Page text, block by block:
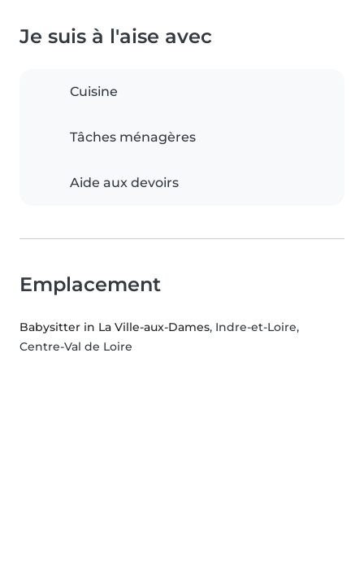
Je suis à l'aise avec
Cuisine
Tâches ménagères
Aide aux devoirs
Emplacement
Babysitter in La Ville-aux-Dames, Indre-et-Loire,
Centre-Val de Loire